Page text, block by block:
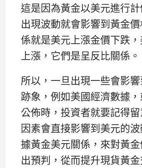
這是因為黃金以美元進行
出現波動就會影響到黃金
係就是美元上漲金價下跌
上漲，它們是呈反比關係。
所以，一旦出現一些會影
跡象，例如美國經濟數據
公佈時，投資者就要記得
因素會直接影響到美元的
據黃金美元關係，來對黃
出預判，從而提升現貨黃